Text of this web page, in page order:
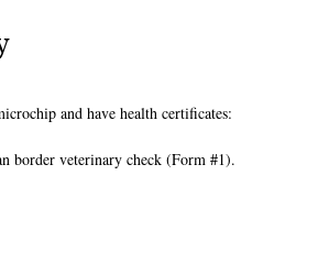
and have health certificates:
border veterinary check (Form #1).